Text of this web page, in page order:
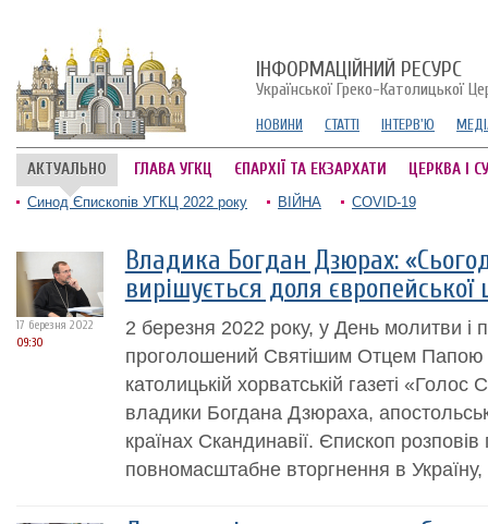
ІНФОРМАЦІЙНИЙ РЕСУРС
Української Греко-Католицької
НОВИНИ СТАТТІ ІНТЕРВ'Ю
АКТУАЛЬНО ГЛАВА УГКЦ ЄПАРХІЇ ТА ЕКЗАРХАТИ ЦЕРКВА І
Синод Єпископів УГКЦ 2022 року ВІЙНА COVID-19
17 березня 2022
09:30
Владика Богдан Дзюрах:
вирішується доля європейської
2 березня 2022 року, у День молитви і
проголошений Святішим Отцем Папою
католицькій хорватській газеті
владики Богдана Дзюраха,
країнах Скандинавії. Єпископ розповів
повномасштабне вторгнення в